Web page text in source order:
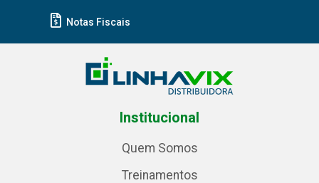
Notas Fiscais
Institucional
Quem Somos
Treinamentos